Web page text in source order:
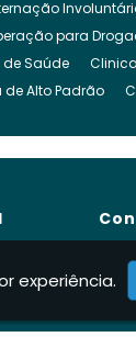
para
Saúde
Alto Padrão
para
Clinica
experiência.